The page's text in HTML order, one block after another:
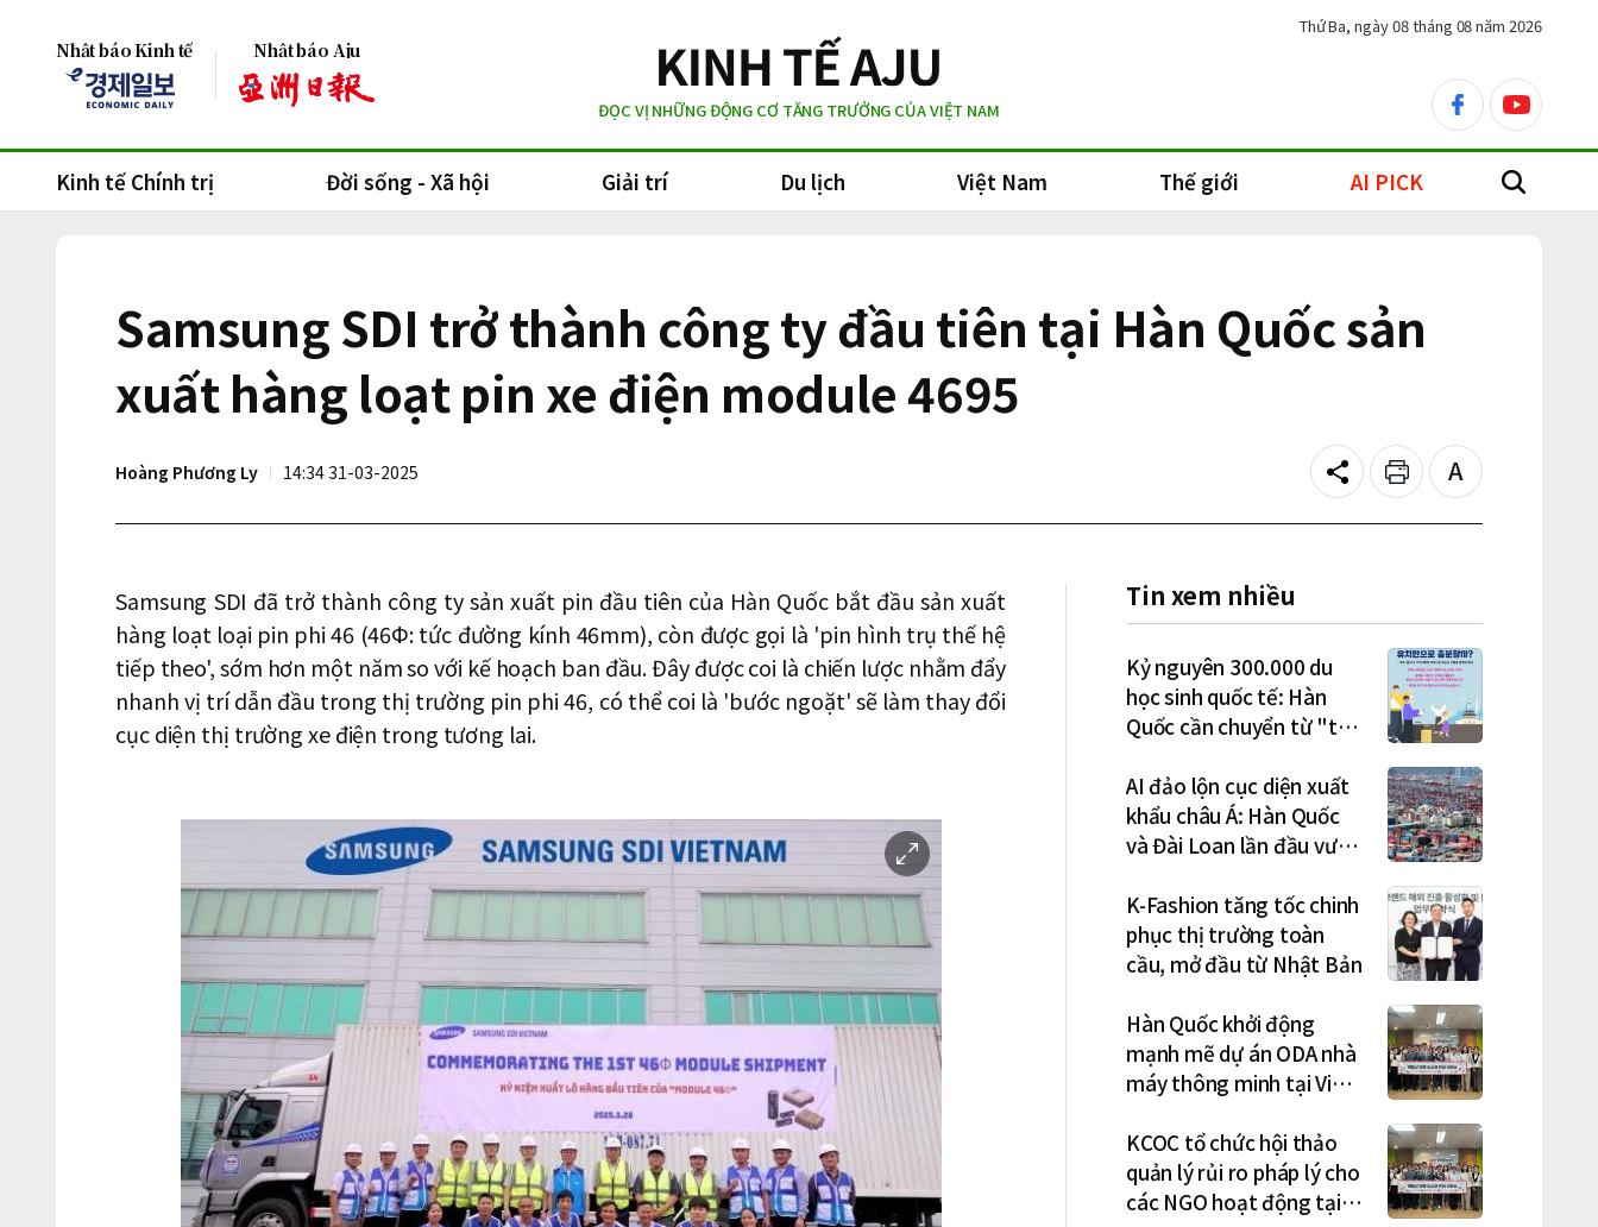
Nhật báo Kinh tế Nhật báo Aju
ĐỌC VỊ NHỮNG ĐỘNG CƠ TĂNG TRƯỞNG CỦA VIỆT NAM
facebookyoutube
Thứ Ba, ngày 08 tháng 08 năm 2026
Kinh tế Chính trị Đời sống - Xã hội Giải trí Du lịch Việt Nam Thế giới AI PICK search
Samsung SDI trở thành công ty đầu tiên tại Hàn Quốc sản
xuất hàng loạt pin xe điện module 4695
Hoàng Phương Ly 14:34 31-03-2025 Share Print
Text
size
Samsung SDI đã trở thành công ty sản xuất pin đầu tiên của Hàn Quốc bắt đầu sản xuất
hàng loạt loại pin phi 46 (46Φ: tức đường kính 46mm), còn được gọi là 'pin hình trụ thế hệ
tiếp theo', sớm hơn một năm so với kế hoạch ban đầu. Đây được coi là chiến lược nhằm đẩy
nhanh vị trí dẫn đầu trong thị trường pin phi 46, có thể coi là 'bước ngoặt' sẽ làm thay đổi
cục diện thị trường xe điện trong tương lai.
이
미
지
확
Tin xem nhiều
Kỷ nguyên 300.000 du
học sinh quốc tế: Hàn
Quốc cần chuyển từ "thu
việc làm – định cư"
AI đảo lộn cục diện xuất
khẩu châu Á: Hàn Quốc
và Đài Loan lần đầu vượt
K-Fashion tăng tốc chinh
phục thị trường toàn
cầu, mở đầu từ Nhật Bản
Hàn Quốc khởi động
mạnh mẽ dự án ODA nhà
máy thông minh tại Việt
phối ở Hà Nội
KCOC tổ chức hội thảo
quản lý rủi ro pháp lý cho
các NGO hoạt động tại